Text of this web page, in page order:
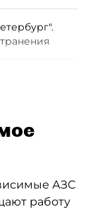
АЗС
работу